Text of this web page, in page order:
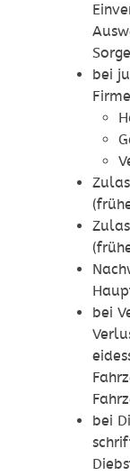
bei
bei
bei